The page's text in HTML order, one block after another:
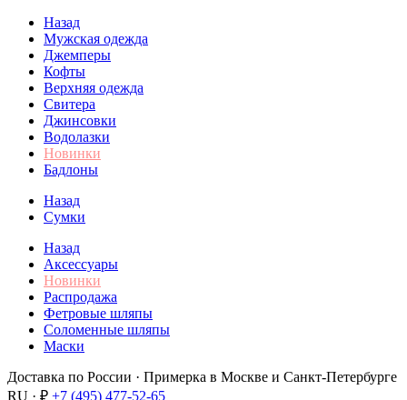
Назад
Мужская одежда
Джемперы
Кофты
Верхняя одежда
Свитера
Джинсовки
Водолазки
Новинки
Бадлоны
Назад
Сумки
Назад
Аксессуары
Новинки
Распродажа
Фетровые шляпы
Соломенные шляпы
Маски
Доставка по России · Примерка в Москве и Санкт-Петербурге
RU · ₽ +7 (495) 477-52-65